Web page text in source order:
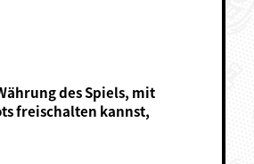
des Spiels, mit
freischalten kannst,